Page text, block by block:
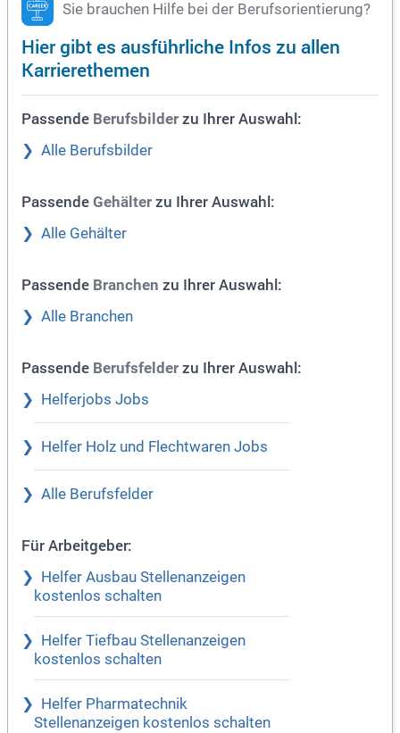
Sie brauchen Hilfe bei der Berufsorientierung?
Hier gibt es ausführliche Infos zu allen
Karrierethemen
Passende Berufsbilder zu Ihrer Auswahl:
Alle Berufsbilder
Passende Gehälter zu Ihrer Auswahl:
Alle Gehälter
Passende Branchen zu Ihrer Auswahl:
Alle Branchen
Passende Berufsfelder zu Ihrer Auswahl:
Helferjobs Jobs
Helfer Holz und Flechtwaren Jobs
Alle Berufsfelder
Für Arbeitgeber:
Helfer Ausbau Stellenanzeigen
kostenlos schalten
Helfer Tiefbau Stellenanzeigen
kostenlos schalten
Helfer Pharmatechnik
Stellenanzeigen kostenlos schalten